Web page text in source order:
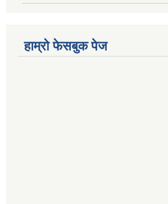
हाम्रो फेसबुक पेज